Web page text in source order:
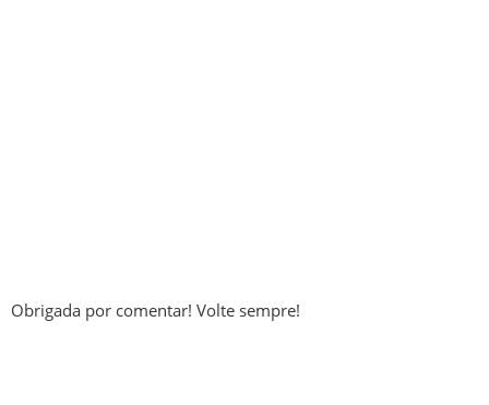
Obrigada por comentar! Volte sempre!